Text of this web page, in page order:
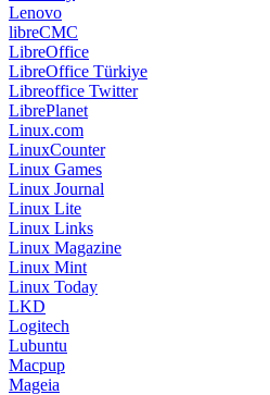
Lenovo
libreCMC
LibreOffice
LibreOffice Türkiye
Libreoffice Twitter
LibrePlanet
Linux.com
LinuxCounter
Linux Games
Linux Journal
Linux Lite
Linux Links
Linux Magazine
Linux Mint
Linux Today
LKD
Logitech
Lubuntu
Macpup
Mageia